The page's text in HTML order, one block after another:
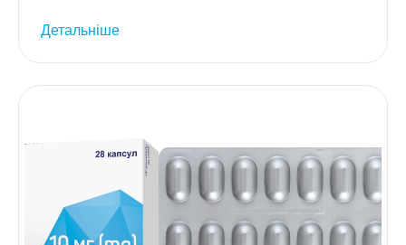
Детальніше